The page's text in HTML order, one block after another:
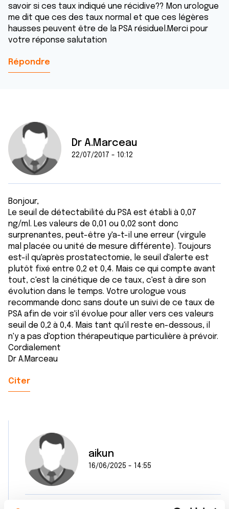
savoir si ces taux indiqué une récidive?? Mon urologue
me dit que ces des taux normal et que ces légères
hausses peuvent être de la PSA résiduel.Merci pour
votre réponse salutation
Répondre
Dr A.Marceau
22/07/2017 - 10:12
Bonjour,
Le seuil de détectabilité du PSA est établi à 0,07
ng/ml. Les valeurs de 0,01 ou 0,02 sont donc
surprenantes, peut-être y'a-t-il une erreur (virgule
mal placée ou unité de mesure différente). Toujours
est-il qu'après prostatectomie, le seuil d'alerte est
plutôt fixé entre 0,2 et 0,4. Mais ce qui compte avant
tout, c'est la cinétique de ce taux, c'est à dire son
évolution dans le temps. Votre urologue vous
recommande donc sans doute un suivi de ce taux de
PSA afin de voir s'il évolue pour aller vers ces valeurs
seuil de 0,2 à 0,4. Mais tant qu'il reste en-dessous, il
n'y a pas d'option thérapeutique particulière à prévoir.
Cordialement
Dr A.Marceau
Citer
aikun
16/06/2025 - 14:55